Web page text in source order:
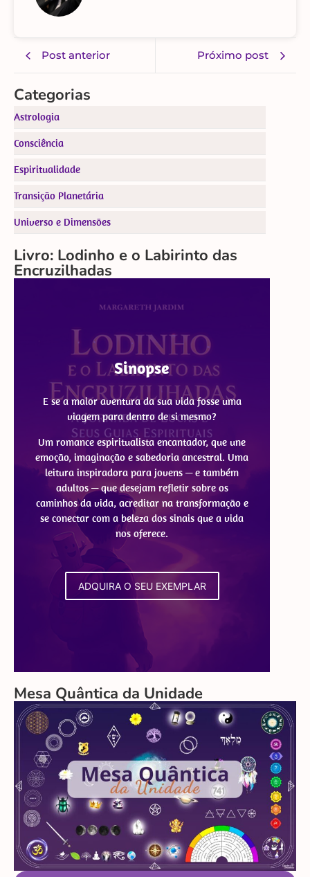
Post anterior Próximo post
Categorias
Astrologia
Consciência
Espiritualidade
Transição Planetária
Universo e Dimensões
Livro: Lodinho e o Labirinto das
Encruzilhadas
Sinopse
E se a maior aventura da sua vida fosse uma
viagem para dentro de si mesmo?
Um romance espiritualista encantador, que une
emoção, imaginação e sabedoria ancestral. Uma
leitura inspiradora para jovens — e também
adultos — que desejam refletir sobre os
caminhos da vida, acreditar na transformação e
se conectar com a beleza dos sinais que a vida
nos oferece.
ADQUIRA O SEU EXEMPLAR
Mesa Quântica da Unidade